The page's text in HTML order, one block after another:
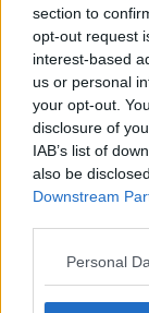
section to
opt-out request
interest-based
us or personal
your opt-out.
disclosure of
IAB’s list of
also be
Downstream
Personal
Come spiegano i
specifici controlli
hanno accertato
50 metri cubi,
dell’ambiente.
Tale materiale,
trasportato e
soggetto alla
La legge infatti